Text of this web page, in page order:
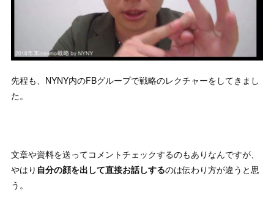
先程も、NYNY内のFBグループで戦略のレクチャーをしてきまし
た。
文章や資料を送ってコメントチェックするのもありなんですが、
やはり 自分の顔を出して直接お話しするのは伝わり方が違うと思
う。